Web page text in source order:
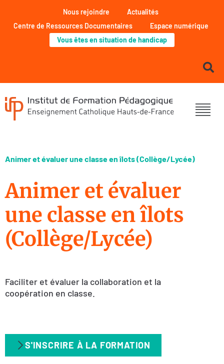
Nous rejoindre
Actualités
Centre de Ressources Documentaires
Espace numérique
Vous êtes en situation de handicap
Animer et évaluer une classe en îlots (Collège/Lycée)
Animer et évaluer
une classe en îlots
(Collège/Lycée)
Faciliter et évaluer la collaboration et la
coopération en classe.
S'INSCRIRE À LA FORMATION